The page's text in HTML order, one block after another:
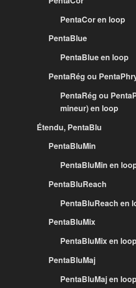
PentaCor en loop
PentaBlue
PentaBlue en loop
PentaRég ou
PentaRég ou
mineur) en loop
Étendu, PentaBlu
PentaBluMin
PentaBluMin en
PentaBluReach
PentaBluReach en
PentaBluMix
PentaBluMix en
PentaBluMaj
PentaBluMaj en